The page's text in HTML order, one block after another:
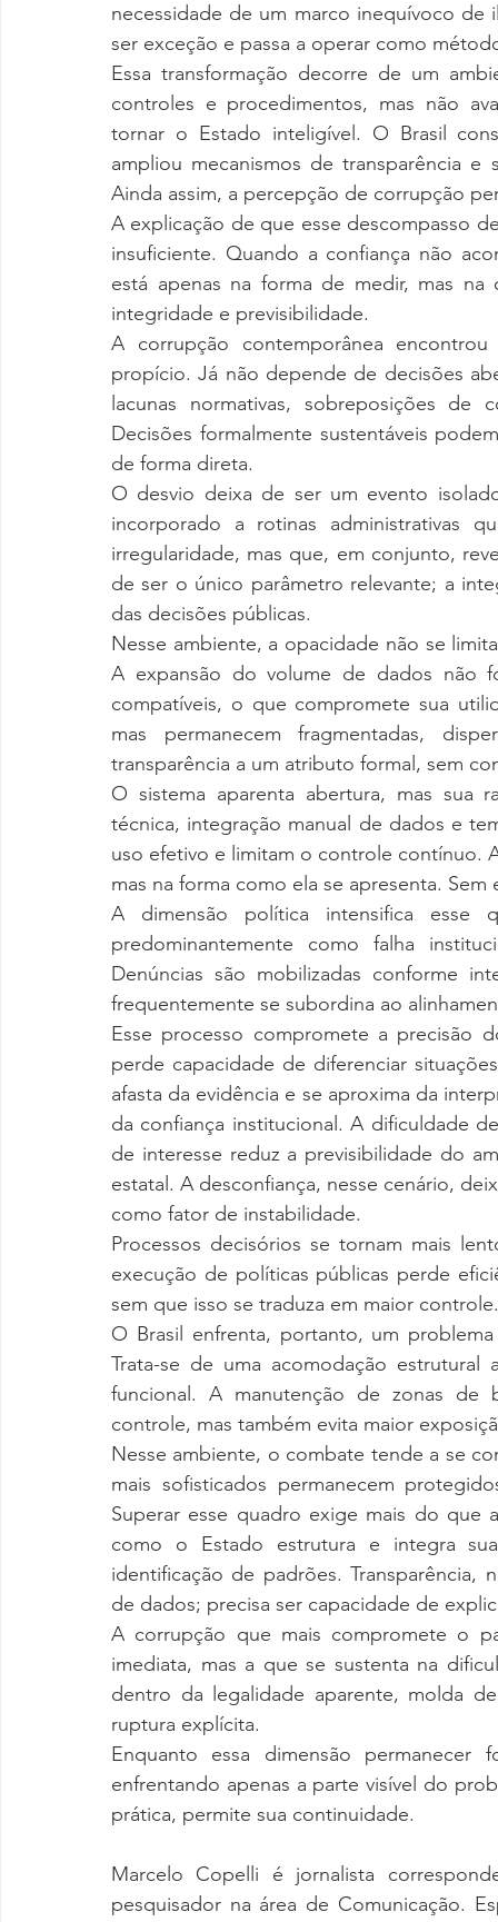
necessidade de um marco inequívoco
ser exceção e passa a operar como
Essa transformação decorre de um
controles e procedimentos, mas não
tornar o Estado inteligível. O Brasil
ampliou mecanismos de transparência
Ainda assim, a percepção de corrupção
A explicação de que esse descompasso
insuficiente. Quando a confiança não
está apenas na forma de medir, mas
integridade e previsibilidade.
A corrupção contemporânea
propício. Já não depende de decisões
lacunas normativas, sobreposições de
Decisões formalmente sustentáveis
de forma direta.
O desvio deixa de ser um evento
incorporado a rotinas administrativas
irregularidade, mas que, em conjunto,
de ser o único parâmetro relevante; a
das decisões públicas.
Nesse ambiente, a opacidade não se
A expansão do volume de dados não
compatíveis, o que compromete sua
mas permanecem fragmentadas,
transparência a um atributo formal, sem
O sistema aparenta abertura, mas sua
técnica, integração manual de dados e
uso efetivo e limitam o controle contínuo.
mas na forma como ela se apresenta.
A dimensão política intensifica esse
predominantemente como falha
Denúncias são mobilizadas conforme
frequentemente se subordina ao
Esse processo compromete a precisão
perde capacidade de diferenciar
afasta da evidência e se aproxima da
da confiança institucional. A dificuldade
de interesse reduz a previsibilidade do
estatal. A desconfiança, nesse cenário,
como fator de instabilidade.
Processos decisórios se tornam mais
execução de políticas públicas perde
sem que isso se traduza em maior controle.
O Brasil enfrenta, portanto, um
Trata-se de uma acomodação
funcional. A manutenção de zonas de
controle, mas também evita maior
Nesse ambiente, o combate tende a se
mais sofisticados permanecem
Superar esse quadro exige mais do que
como o Estado estrutura e integra
identificação de padrões.
de dados; precisa ser capacidade de
A corrupção que mais compromete o
imediata, mas a que se sustenta na
dentro da legalidade aparente, molda
ruptura explícita.
Enquanto essa dimensão
enfrentando apenas a parte visível do
prática, permite sua continuidade.
Marcelo Copelli é jornalista
pesquisador na área de Comunicação.